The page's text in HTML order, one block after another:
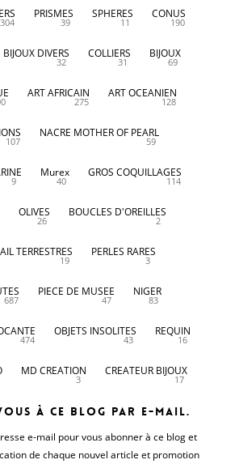
304
PRISMES
39
SPHERES
11
CONUS
190
BIJOUX DIVERS
32
COLLIERS
31
BIJOUX
69
ART AFRICAIN
275
ART OCEANIEN
128
107
NACRE MOTHER OF PEARL
59
9
Murex
40
GROS COQUILLAGES
114
OLIVES
26
BOUCLES D'OREILLES
2
TERRESTRES
19
PERLES RARES
3
687
PIECE DE MUSEE
47
NIGER
83
474
OBJETS INSOLITES
43
REQUIN
16
MD CREATION
3
CREATEUR BIJOUX
17
à ce blog par e-mail.
e-mail pour vous abonner à ce blog et
de chaque nouvel article et promotion